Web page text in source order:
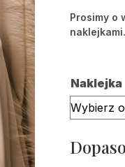
Prosimy o
Naklejka